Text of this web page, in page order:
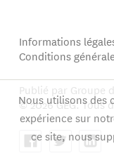
Informations
Conditions
Publié par Groupe
© 2026 GEG. Tous
Nous utilisons des
expérience sur
ce site, nous